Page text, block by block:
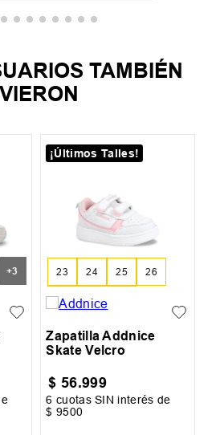
TAMBIÉN
VIERON
+3
¡Últimos Talles!
23 24 25 26
27 28
Zapatilla Addnice
Skate Velcro
$ 56.999
6 cuotas SIN interés de
$ 9500